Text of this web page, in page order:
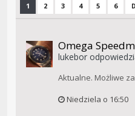
1 2 3 4 5 6
Omega
lukebor
Aktualne. Możliwe
Niedziela o 16:50